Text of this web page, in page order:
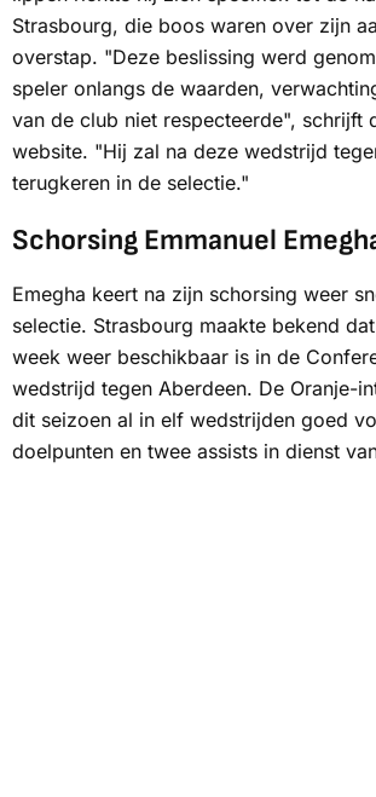
Strasbourg, die boos waren over zijn
overstap. "Deze beslissing werd
speler onlangs de waarden,
van de club niet respecteerde", schrijft
website. "Hij zal na deze wedstrijd
terugkeren in de selectie."
Schorsing Emmanuel
Emegha keert na zijn schorsing weer
selectie. Strasbourg maakte bekend
week weer beschikbaar is in de
wedstrijd tegen Aberdeen. De Oranje-
dit seizoen al in elf wedstrijden goed
doelpunten en twee assists in dienst